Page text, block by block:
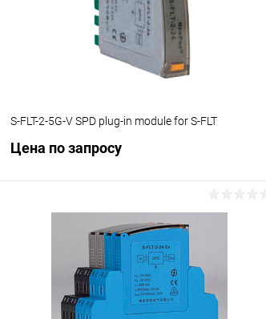
S-FLT-2-5G-V SPD plug-in module for S-FLT
Цена по запросу
Запросить цену
Купить в 1 клик Сравнение
В избранное Под заказ